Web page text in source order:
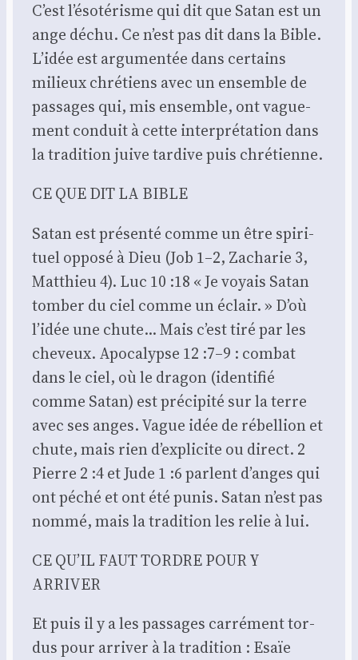
C’est l’ésotérisme qui dit que Satan est un
ange déchu. Ce n’est pas dit dans la Bible.
L’idée est argu­men­tée dans cer­tains
milieux chré­tiens avec un ensemble de
pas­sages qui, mis ensemble, ont vague­
ment conduit à cette inter­pré­ta­tion dans
la tra­di­tion juive tar­dive puis chré­tienne.
CE QUE DIT LA BIBLE
Satan est pré­sen­té comme un être spi­ri­
tuel oppo­sé à Dieu (Job 1–2, Zacha­rie 3,
Mat­thieu 4). Luc 10 :18 « Je voyais Satan
tom­ber du ciel comme un éclair. » D’où
l’idée une chute… Mais c’est tiré par les
che­veux. Apo­ca­lypse 12 :7–9 : com­bat
dans le ciel, où le dra­gon (iden­ti­fié
comme Satan) est pré­ci­pi­té sur la terre
avec ses anges. Vague idée de rébel­lion et
chute, mais rien d’explicite ou direct. 2
Pierre 2 :4 et Jude 1 :6 parlent d’anges qui
ont péché et ont été punis. Satan n’est pas
nom­mé, mais la tra­di­tion les relie à lui.
CE QU’IL FAUT TORDRE POUR Y
ARRIVER
Et puis il y a les pas­sages car­ré­ment tor­
dus pour arri­ver à la tra­di­tion : Esaïe